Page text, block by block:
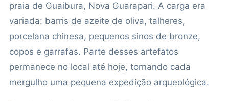
praia de Guaibura, Nova Guarapari. A carga era
variada: barris de azeite de oliva, talheres,
porcelana chinesa, pequenos sinos de bronze,
copos e garrafas. Parte desses artefatos
permanece no local até hoje, tornando cada
mergulho uma pequena expedição arqueológica.